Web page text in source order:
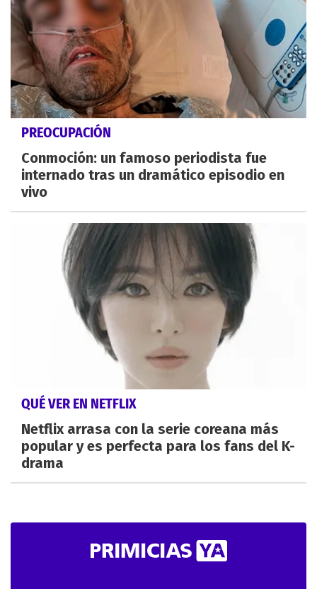
PREOCUPACIÓN
Conmoción: un famoso periodista fue
internado tras un dramático episodio en
vivo
QUÉ VER EN NETFLIX
Netflix arrasa con la serie coreana más
popular y es perfecta para los fans del K-
drama